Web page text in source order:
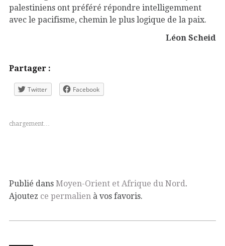
palestiniens ont préféré répondre intelligemment
avec le pacifisme, chemin le plus logique de la paix.
Léon Scheid
Partager :
Twitter Facebook
chargement…
Publié dans Moyen-Orient et Afrique du Nord .
Ajoutez ce permalien à vos favoris.